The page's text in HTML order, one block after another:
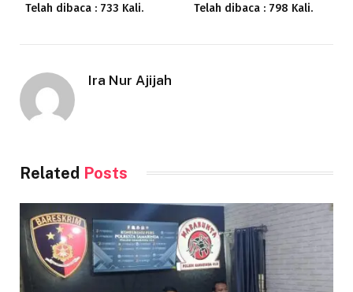
Telah dibaca : 733 Kali.
Telah dibaca : 798 Kali.
Ira Nur Ajijah
Related Posts